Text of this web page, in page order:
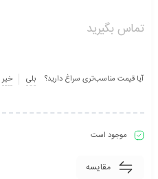
تماس بگیرید
آیا قیمت مناسب‌تری سراغ دارید؟ بلی خیر
موجود است
مقایسه